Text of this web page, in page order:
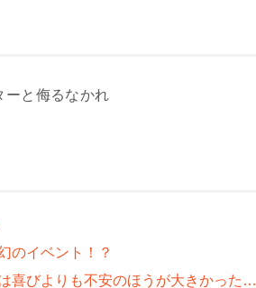
ーと侮るなかれ
のイベント！？
喜びよりも不安のほうが大きかった…